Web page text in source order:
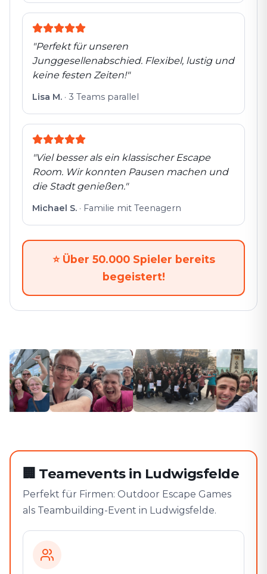
"Perfekt für unseren
Junggesellenabschied. Flexibel, lustig und
keine festen Zeiten!"
Lisa M. · 3 Teams parallel
"Viel besser als ein klassischer Escape
Room. Wir konnten Pausen machen und
die Stadt genießen."
Michael S. · Familie mit Teenagern
⭐ Über 50.000 Spieler bereits
begeistert!
🏢 Teamevents in Ludwigsfelde
Perfekt für Firmen: Outdoor Escape Games
als Teambuilding-Event in Ludwigsfelde.